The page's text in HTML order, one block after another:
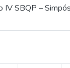
SBQP –